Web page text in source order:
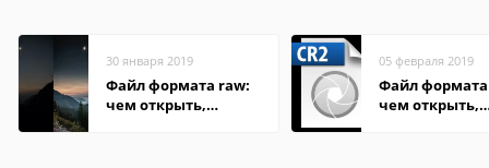
30 января 2019
Файл формата raw:
чем открыть,
05 февраля 2019
Файл формата
чем открыть,